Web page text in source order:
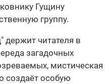
Гущину
группу.
читателя в
загадочных
мистическая
создаёт особую